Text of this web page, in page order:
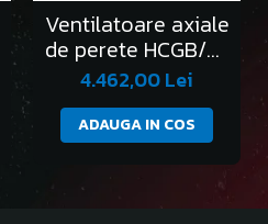
Ventilatoare axiale
de perete HCGB/2-
315/L
4.462,00 Lei
ADAUGA IN COS